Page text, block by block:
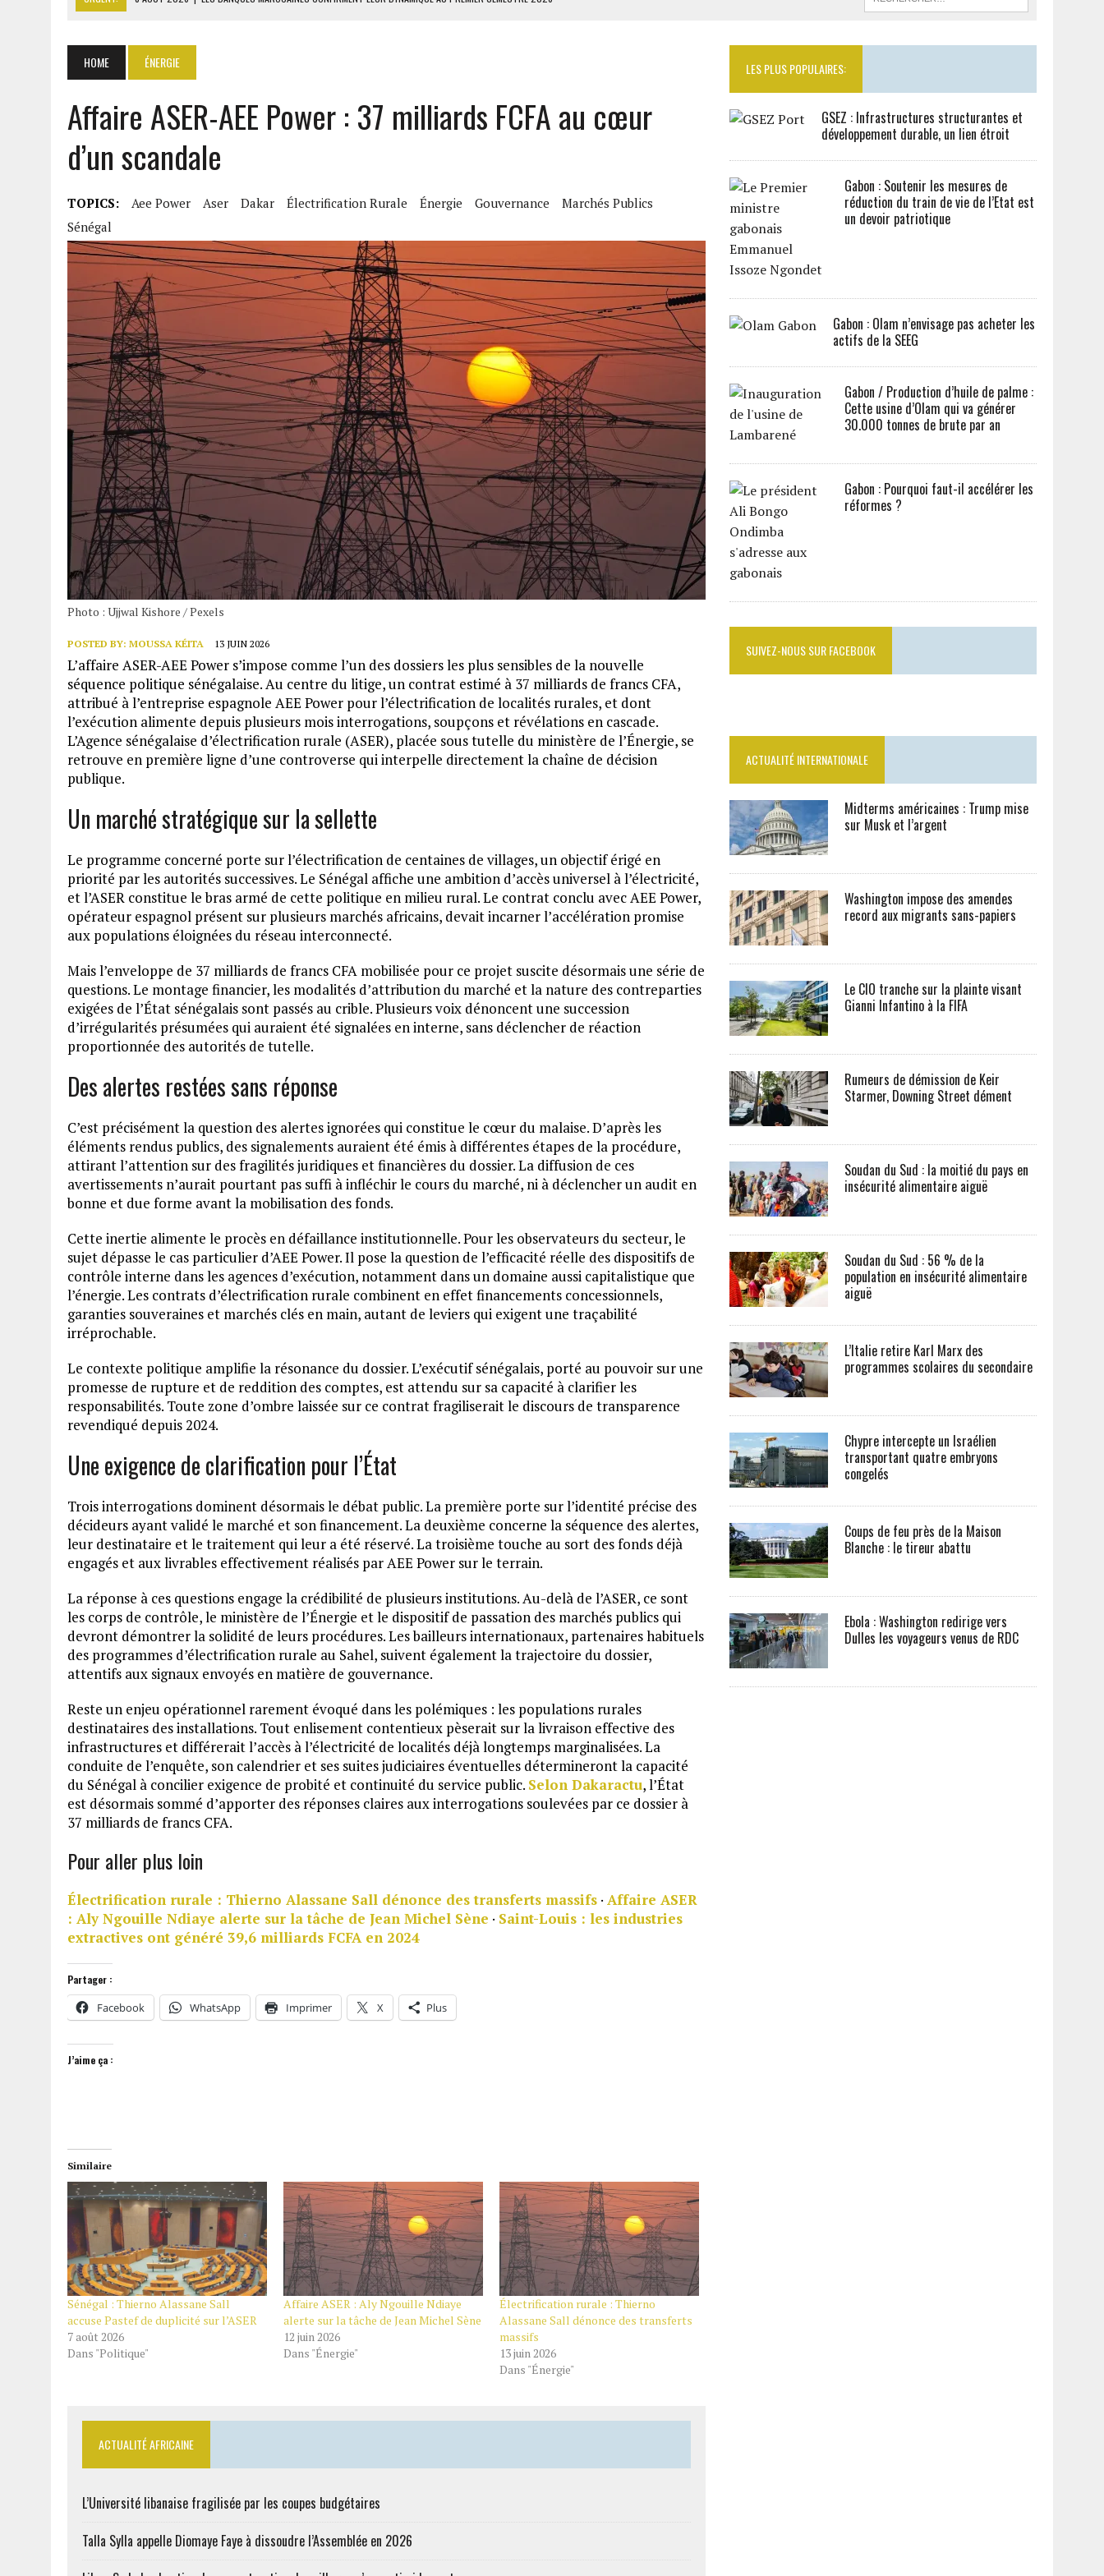
8 AOÛT 2026 | TALLA SYLLA APPELLE DIOMAYE FAYE À DISSOUDRE L’ASSEMBLÉE EN 2026
8 AOÛT 2026
LIBAN-SUD : LE CHANTIER DE RECONSTRUCTION DES VILLAGES S’OUVRE TIMIDEMENT
HOME ÉNERGIE
Affaire ASER-AEE Power : 37 milliards FCFA au cœur
d’un scandale
TOPICS: Aee Power Aser Dakar Électrification Rurale Énergie Gouvernance
Marchés Publics
Sénégal
Photo : Ujjwal Kishore / Pexels
POSTED BY: MOUSSA KÉITA 13 JUIN 2026
L’affaire ASER-AEE Power s’impose comme l’un des dossiers les plus sensibles de la nouvelle
séquence politique sénégalaise. Au centre du litige, un contrat estimé à 37 milliards de francs CFA,
attribué à l’entreprise espagnole AEE Power pour l’électrification de localités rurales, et dont
l’exécution alimente depuis plusieurs mois interrogations, soupçons et révélations en cascade.
L’Agence sénégalaise d’électrification rurale (ASER), placée sous tutelle du ministère de l’Énergie, se
retrouve en première ligne d’une controverse qui interpelle directement la chaîne de décision
publique.
Un marché stratégique sur la sellette
Le programme concerné porte sur l’électrification de centaines de villages, un objectif érigé en
priorité par les autorités successives. Le Sénégal affiche une ambition d’accès universel à l’électricité,
et l’ASER constitue le bras armé de cette politique en milieu rural. Le contrat conclu avec AEE Power,
opérateur espagnol présent sur plusieurs marchés africains, devait incarner l’accélération promise
aux populations éloignées du réseau interconnecté.
Mais l’enveloppe de 37 milliards de francs CFA mobilisée pour ce projet suscite désormais une série de
questions. Le montage financier, les modalités d’attribution du marché et la nature des contreparties
exigées de l’État sénégalais sont passés au crible. Plusieurs voix dénoncent une succession
d’irrégularités présumées qui auraient été signalées en interne, sans déclencher de réaction
proportionnée des autorités de tutelle.
Des alertes restées sans réponse
C’est précisément la question des alertes ignorées qui constitue le cœur du malaise. D’après les
éléments rendus publics, des signalements auraient été émis à différentes étapes de la procédure,
attirant l’attention sur des fragilités juridiques et financières du dossier. La diffusion de ces
avertissements n’aurait pourtant pas suffi à infléchir le cours du marché, ni à déclencher un audit en
bonne et due forme avant la mobilisation des fonds.
Cette inertie alimente le procès en défaillance institutionnelle. Pour les observateurs du secteur, le
sujet dépasse le cas particulier d’AEE Power. Il pose la question de l’efficacité réelle des dispositifs de
contrôle interne dans les agences d’exécution, notamment dans un domaine aussi capitalistique que
l’énergie. Les contrats d’électrification rurale combinent en effet financements concessionnels,
garanties souveraines et marchés clés en main, autant de leviers qui exigent une traçabilité
irréprochable.
Le contexte politique amplifie la résonance du dossier. L’exécutif sénégalais, porté au pouvoir sur une
promesse de rupture et de reddition des comptes, est attendu sur sa capacité à clarifier les
responsabilités. Toute zone d’ombre laissée sur ce contrat fragiliserait le discours de transparence
revendiqué depuis 2024.
Une exigence de clarification pour l’État
Trois interrogations dominent désormais le débat public. La première porte sur l’identité précise des
décideurs ayant validé le marché et son financement. La deuxième concerne la séquence des alertes,
leur destinataire et le traitement qui leur a été réservé. La troisième touche au sort des fonds déjà
engagés et aux livrables effectivement réalisés par AEE Power sur le terrain.
La réponse à ces questions engage la crédibilité de plusieurs institutions. Au-delà de l’ASER, ce sont
les corps de contrôle, le ministère de l’Énergie et le dispositif de passation des marchés publics qui
devront démontrer la solidité de leurs procédures. Les bailleurs internationaux, partenaires habituels
des programmes d’électrification rurale au Sahel, suivent également la trajectoire du dossier,
attentifs aux signaux envoyés en matière de gouvernance.
Reste un enjeu opérationnel rarement évoqué dans les polémiques : les populations rurales
destinataires des installations. Tout enlisement contentieux pèserait sur la livraison effective des
infrastructures et différerait l’accès à l’électricité de localités déjà longtemps marginalisées. La
conduite de l’enquête, son calendrier et ses suites judiciaires éventuelles détermineront la capacité
du Sénégal à concilier exigence de probité et continuité du service public. Selon Dakaractu, l’État
est désormais sommé d’apporter des réponses claires aux interrogations soulevées par ce dossier à
37 milliards de francs CFA.
Pour aller plus loin
Électrification rurale : Thierno Alassane Sall dénonce des transferts massifs · Affaire ASER
: Aly Ngouille Ndiaye alerte sur la tâche de Jean Michel Sène · Saint-Louis : les industries
extractives ont généré 39,6 milliards FCFA en 2024
Partager :
Facebook WhatsApp Imprimer X Plus
J’aime ça :
Similaire
Sénégal : Thierno Alassane Sall
accuse Pastef de duplicité sur l’ASER
7 août 2026
Dans "Politique"
Affaire ASER : Aly Ngouille Ndiaye
alerte sur la tâche de Jean Michel Sène
12 juin 2026
Dans "Énergie"
Électrification rurale : Thierno
Alassane Sall dénonce des transferts
massifs
13 juin 2026
Dans "Énergie"
ACTUALITÉ AFRICAINE
L’Université libanaise fragilisée par les coupes budgétaires
Talla Sylla appelle Diomaye Faye à dissoudre l’Assemblée en 2026
LES PLUS POPULAIRES:
GSEZ : Infrastructures structurantes et
développement durable, un lien étroit
Gabon : Soutenir les mesures de
réduction du train de vie de l’Etat est
un devoir patriotique
Gabon : Olam n’envisage pas acheter les
actifs de la SEEG
Gabon / Production d’huile de palme :
Cette usine d’Olam qui va générer
30.000 tonnes de brute par an
Gabon : Pourquoi faut-il accélérer les
réformes ?
SUIVEZ-NOUS SUR FACEBOOK
ACTUALITÉ INTERNATIONALE
Midterms américaines : Trump mise
sur Musk et l’argent
Washington impose des amendes
record aux migrants sans-papiers
Le CIO tranche sur la plainte visant
Gianni Infantino à la FIFA
Rumeurs de démission de Keir
Starmer, Downing Street dément
Soudan du Sud : la moitié du pays en
insécurité alimentaire aiguë
Soudan du Sud : 56 % de la
population en insécurité alimentaire
aiguë
L’Italie retire Karl Marx des
programmes scolaires du secondaire
Chypre intercepte un Israélien
transportant quatre embryons
congelés
Coups de feu près de la Maison
Blanche : le tireur abattu
Ebola : Washington redirige vers
Dulles les voyageurs venus de RDC